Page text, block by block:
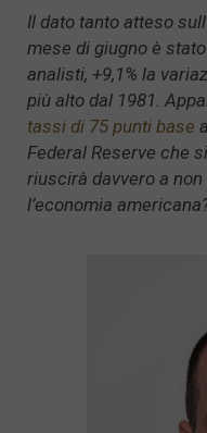
Il dato tanto atteso
mese di giugno è
analisti, +9,1% la
più alto dal 1981.
tassi di 75 punti base
Federal Reserve che
riuscirà davvero a
l’economia